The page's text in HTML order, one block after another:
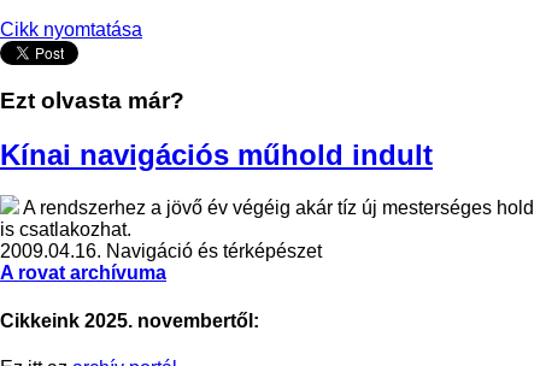
Cikk nyomtatása
Ezt olvasta már?
Kínai navigációs műhold indult
A rendszerhez a jövő év végéig akár tíz új mesterséges hold
is csatlakozhat.
2009.04.16. Navigáció és térképészet
A rovat archívuma
Cikkeink 2025. novembertől: